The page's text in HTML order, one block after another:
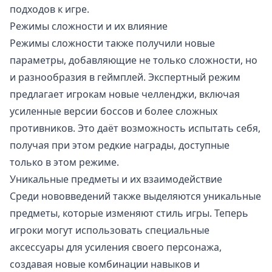
подходов к игре.
Режимы сложности и их влияние
Режимы сложности также получили новые
параметры, добавляющие не только сложности, но
и разнообразия в геймплей. Экспертный режим
предлагает игрокам новые челленджи, включая
усиленные версии боссов и более сложных
противников. Это даёт возможность испытать себя,
получая при этом редкие награды, доступные
только в этом режиме.
Уникальные предметы и их взаимодействие
Среди нововведений также выделяются уникальные
предметы, которые изменяют стиль игры. Теперь
игроки могут использовать специальные
аксессуары для усиления своего персонажа,
создавая новые комбинации навыков и